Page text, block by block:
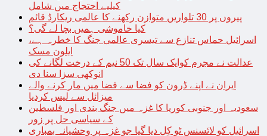
کیلیے احتجاج میں شامل
پیروں پر 30 تلواریں متوازن رکھنے کا عالمی ریکارڈ قائم
کیا خاموشی ہمیں بچا لے گی؟
اسرائیل حماس تنازع سے تیسری عالمی جنگ کا خطرہ ہے،
ایلون مسک
عدالت نے مجرم کوایک سال تک 50 نیم کے درخت لگانے کی
انوکھی سزا سنا دی
ایران نے اپنے ڈرون کو فضا سے فضا میں مار کرنے والے
میزائل سے لیس کردیا
سعودیہ اور جنوبی کوریا کا غزہ میں جنگ بندی اور فلسطین
کے سیاسی حل پر زور
اسرائیل کو لائسنس ٹو کِل دیا گیا جو غزہ پر وحشیانہ بمباری